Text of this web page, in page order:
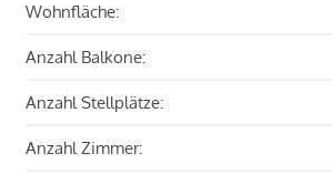
Wohnfläche:
Anzahl Balkone:
Anzahl Stellplätze:
Anzahl Zimmer: